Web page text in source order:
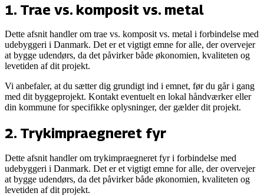
1. Trae vs. komposit vs. metal
Dette afsnit handler om trae vs. komposit vs. metal i forbindelse med
udebyggeri i Danmark. Det er et vigtigt emne for alle, der overvejer
at bygge udendørs, da det påvirker både økonomien, kvaliteten og
levetiden af dit projekt.
Vi anbefaler, at du sætter dig grundigt ind i emnet, før du går i gang
med dit byggeprojekt. Kontakt eventuelt en lokal håndværker eller
din kommune for specifikke oplysninger, der gælder dit projekt.
2. Trykimpraegneret fyr
Dette afsnit handler om trykimpraegneret fyri forbindelse med
udebyggeri i Danmark. Det er et vigtigt emne for alle, der overvejer
at bygge udendørs, da det påvirker både økonomien, kvaliteten og
levetiden af dit projekt.